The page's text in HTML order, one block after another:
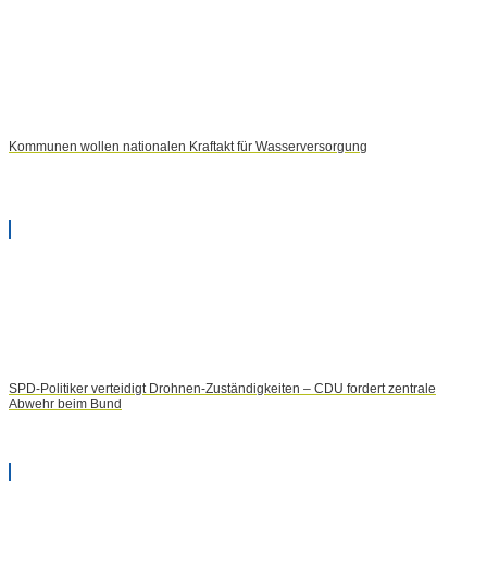
Kommunen wollen nationalen Kraftakt für Wasserversorgung
SPD-Politiker verteidigt Drohnen-Zuständigkeiten – CDU fordert zentrale
Abwehr beim Bund